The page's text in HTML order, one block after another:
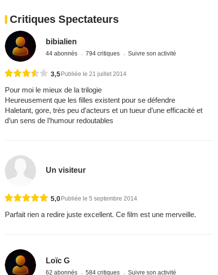
Critiques Spectateurs
bibialien
44 abonnés 794 critiques Suivre son activité
3,5 Publiée le 21 juillet 2014
Pour moi le mieux de la trilogie
Heureusement que les filles existent pour se défendre
Haletant, gore, très peu d’acteurs et un tueur d’une efficacité et
d’un sens de l’humour redoutables
Un visiteur
5,0 Publiée le 5 septembre 2014
Parfait rien a redire juste excellent. Ce film est une merveille.
Loïc G
62 abonnés 584 critiques Suivre son activité